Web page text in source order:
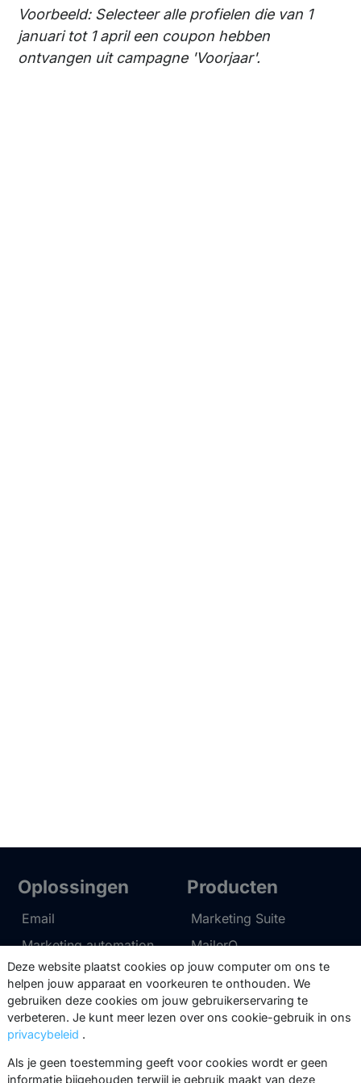
Voorbeeld: Selecteer alle profielen die van 1
januari tot 1 april een coupon hebben
ontvangen uit campagne 'Voorjaar'.
Oplossingen
Email
Marketing automation
Data
Multi-channel
Producten
Marketing Suite
MailerQ
SMTPeter
Tarieven
Marketing Suite tarieven
Partnernetwerk
Deze website plaatst cookies op jouw computer om ons te
helpen jouw apparaat en voorkeuren te onthouden. We
gebruiken deze cookies om jouw gebruikerservaring te
verbeteren. Je kunt meer lezen over ons cookie-gebruik in ons
privacybeleid .
Als je geen toestemming geeft voor cookies wordt er geen
informatie bijgehouden terwijl je gebruik maakt van deze